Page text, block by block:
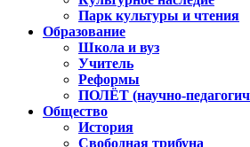
Парк культуры и чтения
Образование
Школа и вуз
Учитель
Реформы
ПОЛЁТ (научно-
Общество
История
Свободная трибуна